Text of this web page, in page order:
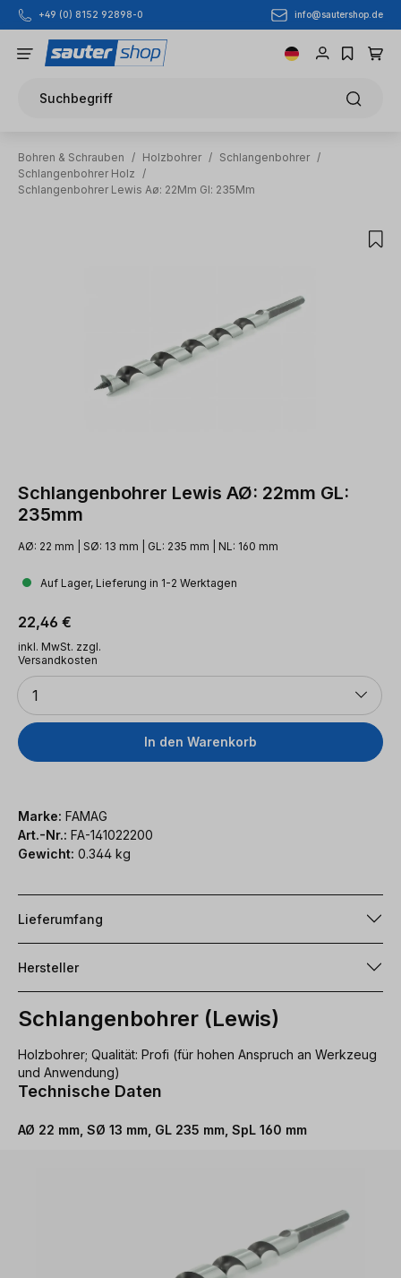
Zum Hauptinhalt springen
+49 (0) 8152 92898-0 info@sautershop.de
Suchbegriff
Bohren & Schrauben / Holzbohrer / Schlangenbohrer /
Schlangenbohrer Holz
/
Schlangenbohrer Lewis Aø: 22Mm Gl: 235Mm
Schlangenbohrer Lewis AØ: 22mm GL:
235mm
AØ: 22 mm | SØ: 13 mm | GL: 235 mm | NL: 160 mm
Auf Lager, Lieferung in 1-2 Werktagen
Regulärer Preis:
22,46 €
inkl. MwSt. zzgl.
Versandkosten
Anzahl
1
In den Warenkorb
Marke: FAMAG
Art.-Nr.: FA-141022200
Gewicht: 0.344 kg
Lieferumfang
Hersteller
Schlangenbohrer (Lewis)
Holzbohrer; Qualität: Profi (für hohen Anspruch an Werkzeug
und Anwendung)
Technische Daten
AØ 22 mm, SØ 13 mm, GL 235 mm, SpL 160 mm